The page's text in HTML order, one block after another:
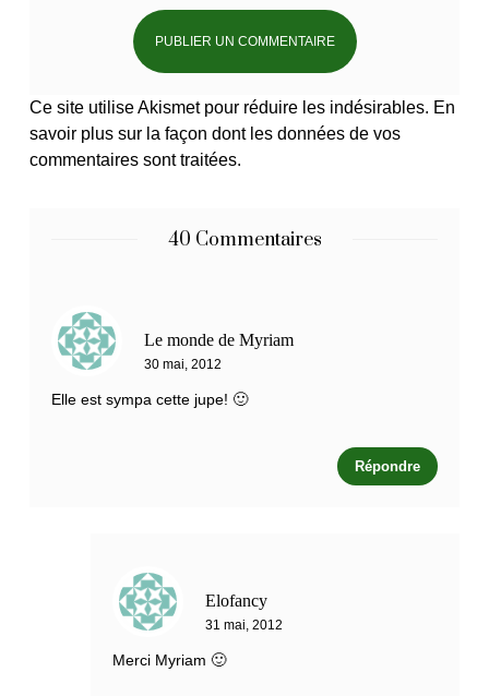
Ce site utilise Akismet pour réduire les indésirables. En
savoir plus sur la façon dont les données de vos
commentaires sont traitées.
40 Commentaires
Le monde de Myriam
30 mai, 2012
Elle est sympa cette jupe! 🙂
Répondre
Elofancy
31 mai, 2012
Merci Myriam 🙂